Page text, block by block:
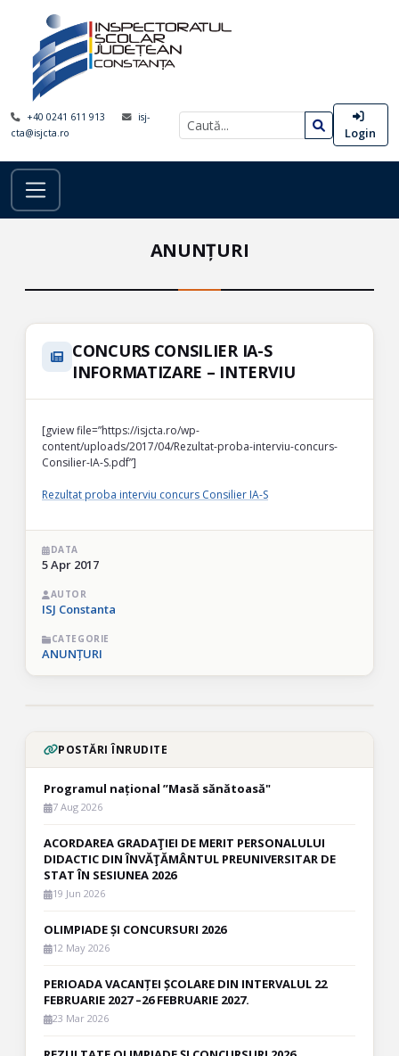
+40 0241 611 913
isj-
cta@isjcta.ro
Login
ANUNȚURI
CONCURS CONSILIER IA-S
INFORMATIZARE – INTERVIU
[gview file=”https://isjcta.ro/wp-
content/uploads/2017/04/Rezultat-proba-interviu-concurs-
Consilier-IA-S.pdf”]
Rezultat proba interviu concurs Consilier IA-S
DATA
5 Apr 2017
AUTOR
ISJ Constanta
CATEGORIE
ANUNȚURI
POSTĂRI ÎNRUDITE
Programul național ”Masă sănătoasă"
7 Aug 2026
ACORDAREA GRADAŢIEI DE MERIT PERSONALULUI
DIDACTIC DIN ÎNVĂŢĂMÂNTUL PREUNIVERSITAR DE
STAT ÎN SESIUNEA 2026
19 Jun 2026
OLIMPIADE ȘI CONCURSURI 2026
12 May 2026
PERIOADA VACANȚEI ȘCOLARE DIN INTERVALUL 22
FEBRUARIE 2027 –26 FEBRUARIE 2027.
23 Mar 2026